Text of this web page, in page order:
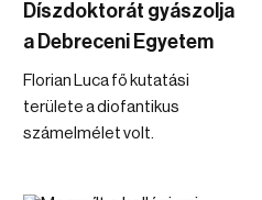
Díszdoktorát gyászolja
a Debreceni Egyetem
Florian Luca fő kutatási
területe a diofantikus
számelmélet volt.